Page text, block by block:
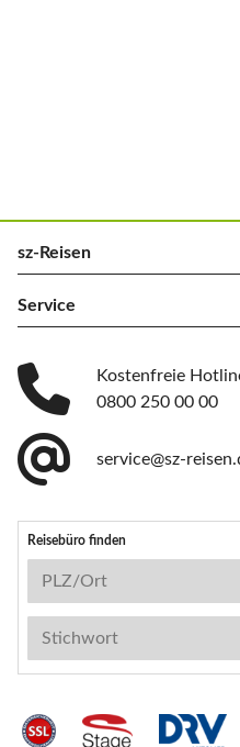
sz-Reisen
Service
Kostenfreie
0800 250 00 00
service@sz-
Reisebüro finden
Reisebüro-Suche
PLZ/Ort